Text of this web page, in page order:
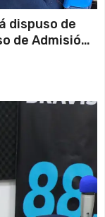
dispuso de
de Admisión